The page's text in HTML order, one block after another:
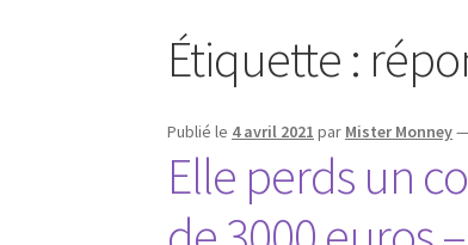
Étiquette :
Publié le 4 avril 2021 par Mister Monney—
Elle perds un